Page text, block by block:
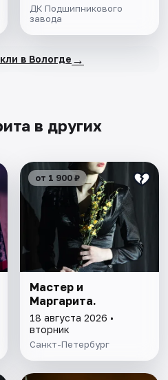
ДК Подшипникового
завода
в Вологде →
в других
от 1 900 ₽
Мастер и
Маргарита.
18 августа 2026 •
вторник
Санкт-Петербург